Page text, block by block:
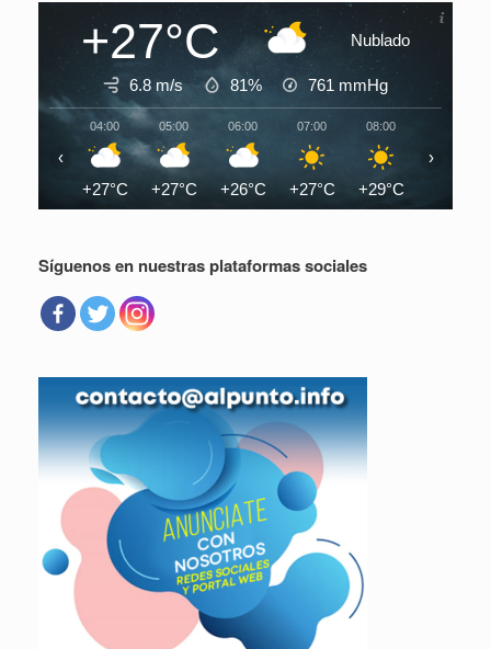
+27°C Nublado
6.8 m/s 81% 761 mmHg
04:00
+27°C
05:00
+27°C
06:00
+26°C
07:00
+27°C
08:00
+29°C
‹ ›
Síguenos en nuestras plataformas sociales